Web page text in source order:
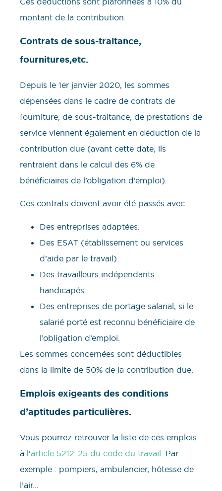
montant de la contribution.
Contrats de sous-traitance,
fournitures,etc.
Depuis le 1er janvier 2020, les sommes
dépensées dans le cadre de contrats de
fourniture, de sous-traitance, de prestations de
service viennent également en déduction de la
contribution due (avant cette date, ils
rentraient dans le calcul des 6% de
bénéficiaires de l’obligation d’emploi).
Ces contrats doivent avoir été passés avec :
Des entreprises adaptées.
Des ESAT (établissement ou services
d’aide par le travail).
Des travailleurs indépendants
handicapés.
Des entreprises de portage salarial, si le
salarié porté est reconnu bénéficiaire de
l’obligation d’emploi.
Les sommes concernées sont déductibles
dans la limite de 50% de la contribution due.
Emplois exigeants des conditions
d’aptitudes particulières.
Vous pourrez retrouver la liste de ces emplois
à l’article 5212-25 du code du travail. Par
exemple : pompiers, ambulancier, hôtesse de
l’air…